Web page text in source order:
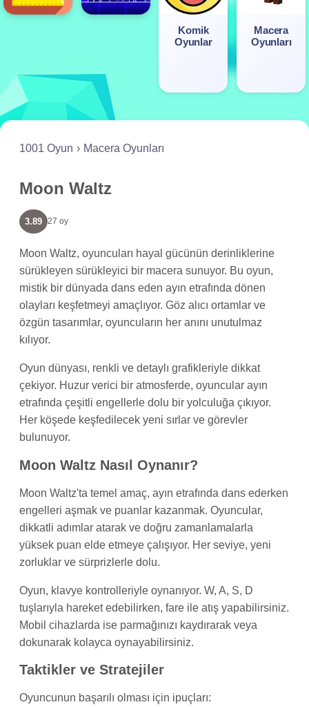
Komik
Oyunlar
Macera
Oyunları
1001 Oyun Macera Oyunları
Moon Waltz
3.89 27 oy
Moon Waltz, oyuncuları hayal gücünün derinliklerine
sürükleyen sürükleyici bir macera sunuyor. Bu oyun,
mistik bir dünyada dans eden ayın etrafında dönen
olayları keşfetmeyi amaçlıyor. Göz alıcı ortamlar ve
özgün tasarımlar, oyuncuların her anını unutulmaz
kılıyor.
Oyun dünyası, renkli ve detaylı grafikleriyle dikkat
çekiyor. Huzur verici bir atmosferde, oyuncular ayın
etrafında çeşitli engellerle dolu bir yolculuğa çıkıyor.
Her köşede keşfedilecek yeni sırlar ve görevler
bulunuyor.
Moon Waltz Nasıl Oynanır?
Moon Waltz'ta temel amaç, ayın etrafında dans ederken
engelleri aşmak ve puanlar kazanmak. Oyuncular,
dikkatli adımlar atarak ve doğru zamanlamalarla
yüksek puan elde etmeye çalışıyor. Her seviye, yeni
zorluklar ve sürprizlerle dolu.
Oyun, klavye kontrolleriyle oynanıyor. W, A, S, D
tuşlarıyla hareket edebilirken, fare ile atış yapabilirsiniz.
Mobil cihazlarda ise parmağınızı kaydırarak veya
dokunarak kolayca oynayabilirsiniz.
Taktikler ve Stratejiler
Oyuncunun başarılı olması için ipuçları: